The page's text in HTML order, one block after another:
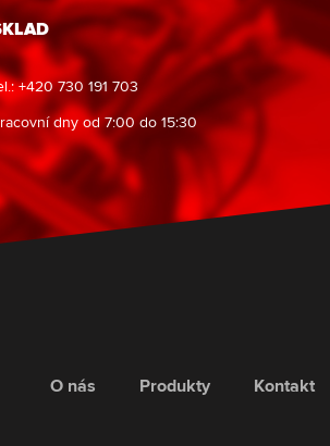
+420 730 191 703
dny od 7:00 do 15:30
O nás Produkty Kontakt